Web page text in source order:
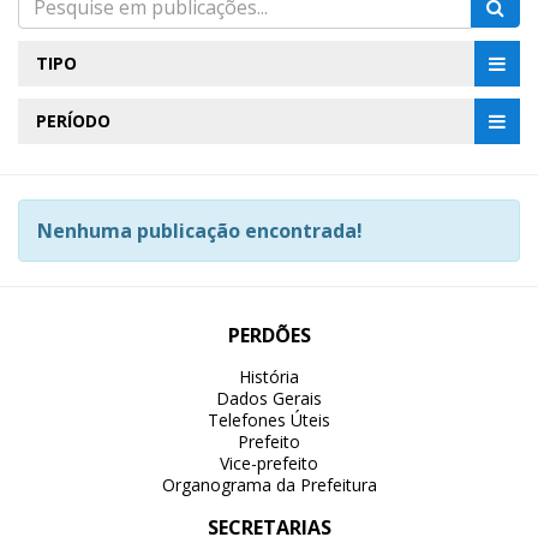
TIPO
PERÍODO
Nenhuma publicação encontrada!
PERDÕES
História
Dados Gerais
Telefones Úteis
Prefeito
Vice-prefeito
Organograma da Prefeitura
SECRETARIAS